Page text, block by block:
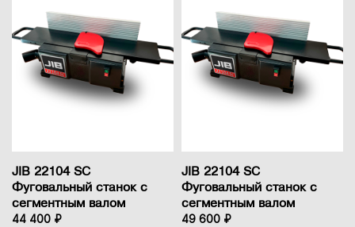
JIB 22104 SC
Фуговальный станок с
сегментным валом
44 400 ₽
JIB 22104 SC
Фуговальный станок с
сегментным валом
49 600 ₽